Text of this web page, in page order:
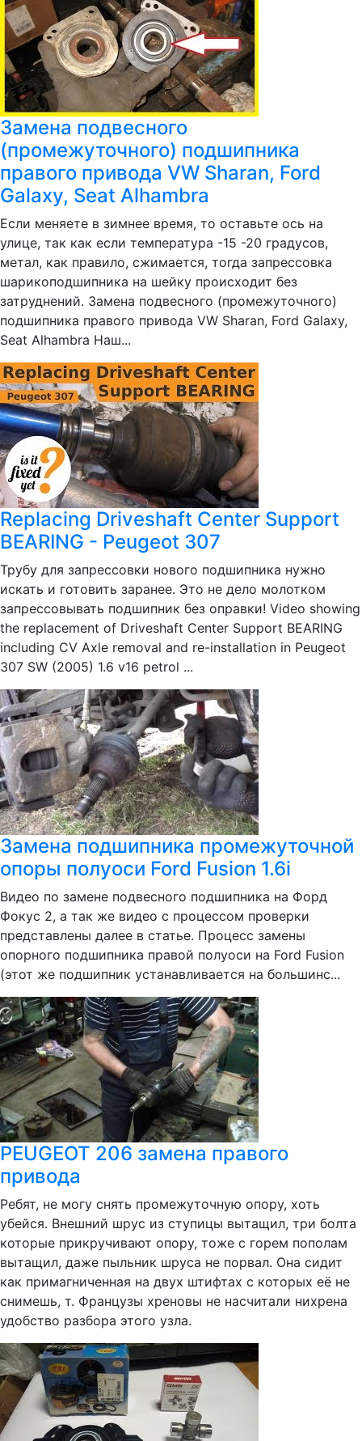
Замена подвесного
(промежуточного) подшипника
правого привода VW Sharan, Ford
Galaxy, Seat Alhambra
Если меняете в зимнее время, то оставьте ось на
улице, так как если температура -15 -20 градусов,
метал, как правило, сжимается, тогда запрессовка
шарикоподшипника на шейку происходит без
затруднений. Замена подвесного (промежуточного)
подшипника правого привода VW Sharan, Ford Galaxy,
Seat Alhambra Наш...
Replacing Driveshaft Center Support
BEARING - Peugeot 307
Трубу для запрессовки нового подшипника нужно
искать и готовить заранее. Это не дело молотком
запрессовывать подшипник без оправки! Video showing
the replacement of Driveshaft Center Support BEARING
including CV Axle removal and re-installation in Peugeot
307 SW (2005) 1.6 v16 petrol ...
Замена подшипника промежуточной
опоры полуоси Ford Fusion 1.6i
Видео по замене подвесного подшипника на Форд
Фокус 2, а так же видео с процессом проверки
представлены далее в статье. Процесс замены
опорного подшипника правой полуоси на Ford Fusion
(этот же подшипник устанавливается на большинс...
PEUGEOT 206 замена правого
привода
Ребят, не могу снять промежуточную опору, хоть
убейся. Внешний шрус из ступицы вытащил, три болта
которые прикручивают опору, тоже с горем пополам
вытащил, даже пыльник шруса не порвал. Она сидит
как примагниченная на двух штифтах с которых её не
снимешь, т. Французы хреновы не насчитали нихрена
удобство разбора этого узла.